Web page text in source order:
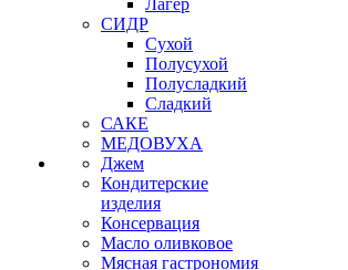
Лагер
СИДР
Сухой
Полусухой
Полусладкий
Сладкий
САКЕ
МЕДОВУХА
Джем
Кондитерские
изделия
Консервация
Масло оливковое
Мясная гастрономия